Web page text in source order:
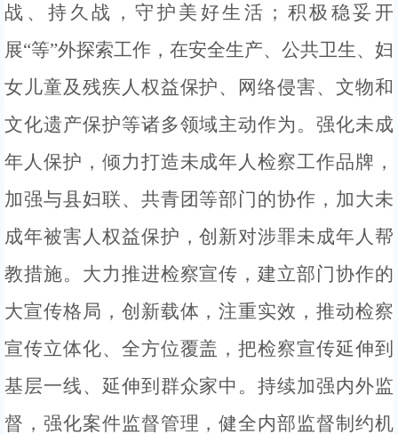
战、持久战，守护美好生活；积极稳妥开
展“等”外探索工作，在安全生产、公共卫生、妇
女儿童及残疾人权益保护、网络侵害、文物和
文化遗产保护等诸多领域主动作为。强化未成
年人保护，倾力打造未成年人检察工作品牌，
加强与县妇联、共青团等部门的协作，加大未
成年被害人权益保护，创新对涉罪未成年人帮
教措施。大力推进检察宣传，建立部门协作的
大宣传格局，创新载体，注重实效，推动检察
宣传立体化、全方位覆盖，把检察宣传延伸到
基层一线、延伸到群众家中。持续加强内外监
督，强化案件监督管理，健全内部监督制约机